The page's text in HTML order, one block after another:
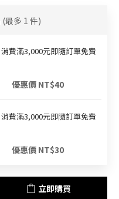
(最多 1 件)
費滿3,000元即隨訂單免費
優惠價 NT$40
費滿3,000元即隨訂單免費
優惠價 NT$30
立即購買